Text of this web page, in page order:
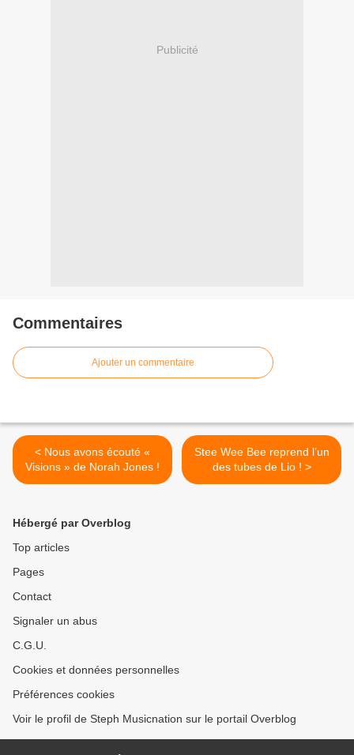
Publicité
Commentaires
Ajouter un commentaire
< Nous avons écouté «
Visions » de Norah Jones !
Stee Wee Bee reprend l’un
des tubes de Lio ! >
Hébergé par Overblog
Top articles
Pages
Contact
Signaler un abus
C.G.U.
Cookies et données personnelles
Préférences cookies
Voir le profil de Steph Musicnation sur le portail Overblog